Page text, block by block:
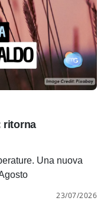
ritorna
Una nuova
23/07/2026